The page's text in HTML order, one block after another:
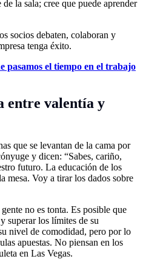
la sala; cree que puede aprender
socios debaten, colaboran y
tenga éxito.
pasamos el tiempo en el trabajo
entre valentía y
que se levantan de la cama por
y dicen: “Sabes, cariño,
futuro. La educación de los
mesa. Voy a tirar los dados sobre
no es tonta. Es posible que
superar los límites de su
nivel de comodidad, pero por lo
apuestas. No piensan en los
en Las Vegas.